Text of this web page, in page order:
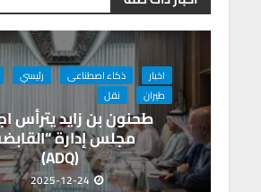
o
k
p
p اخبار ذكاء اصطناعى رئيسي
طيران
نقل
طحنون بن زايد يترأس
مجلس إدارة
(ADQ)
2025-12-24